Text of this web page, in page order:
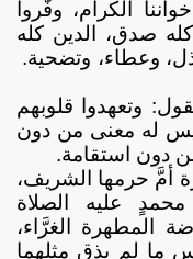
الكرام، وفّروا
كله صدق، الدين كله
وعطاء، وتضحية.
وتعهدوا قلوبهم
له معنى من دون
دون استقامة.
أمَّ حرمها الشريف،
عليه الصلاة
المطهرة الغرَّاء،
ما لم يذق مثلهما